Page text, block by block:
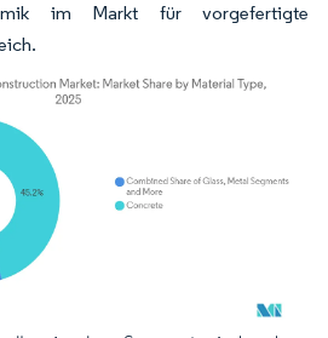
im Markt für vorgefertigte